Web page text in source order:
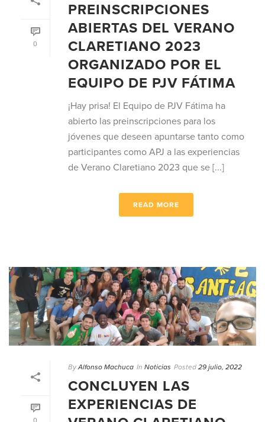
0
PREINSCRIPCIONES
ABIERTAS DEL VERANO
CLARETIANO 2023
ORGANIZADO POR EL
EQUIPO DE PJV FÁTIMA
¡Hay prisa! El Equipo de PJV Fátima ha
abierto las preinscripciones para los
jóvenes que deseen apuntarse tanto como
participantes como APJ a las experiencias
de Verano Claretiano 2023 que se [...]
READ MORE
0
By Alfonso Machuca In Noticias Posted 29 julio, 2022
CONCLUYEN LAS
EXPERIENCIAS DE